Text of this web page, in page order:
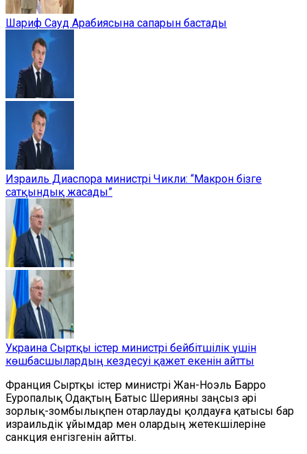
Шариф Сауд Арабиясына сапарын бастады
Израиль Диаспора министрі Чикли: “Макрон бізге
сатқындық жасады”
Украина Сыртқы істер министрі бейбітшілік үшін
көшбасшылардың кездесуі қажет екенін айтты
Франция Сыртқы істер министрі Жан-Ноэль Барро
Еуропалық Одақтың Батыс Шерияны заңсыз әрі
зорлық-зомбылықпен отарлауды қолдауға қатысы бар
израильдік ұйымдар мен олардың жетекшілеріне
санкция енгізгенін айтты.